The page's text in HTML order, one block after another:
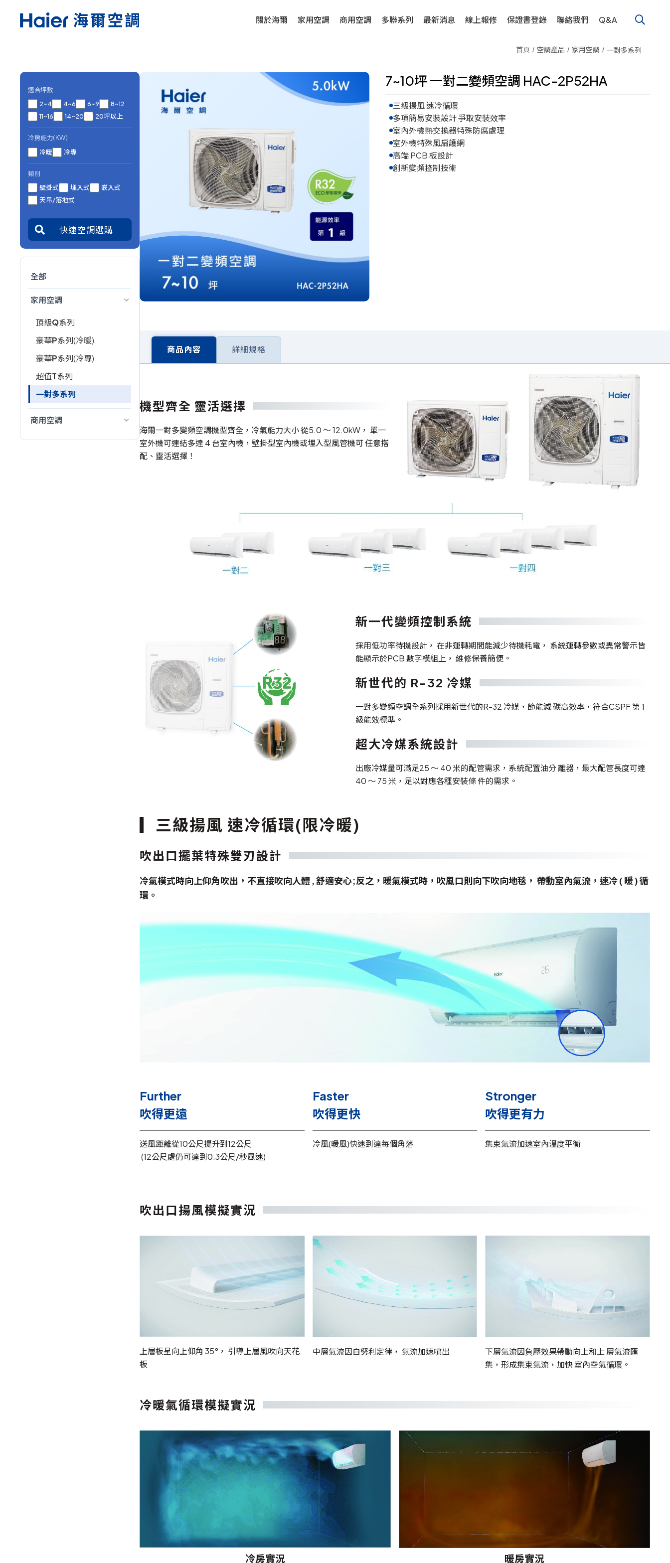
關於海爾 家用空調 商用空調 多聯系列 最新消息 線上報修 保證書登錄 聯絡我們 Q&A
首頁 空調產品 家用空調 一對多系列
適合坪數
2~4
4~6 6~9
8~12
11~16
14~20 20坪以上
冷房能力(KW)
冷暖
冷專
類別
壁掛式
埋入式
嵌入式
天吊/落地式
全部
家用空調
頂級Q系列
豪華P系列(冷暖)
豪華P系列(冷專)
超值T系列
一對多系列
商用空調
7~10坪 一對二變頻空調 HAC-2P52HA
三級揚風 速冷循環
多項簡易安裝設計 爭取安裝效率
室內外機熱交換器特殊防腐處理
室外機特殊風扇護網
高端 PCB 板設計
創新變頻控制技術
商品內容 詳細規格
機型齊全 靈活選擇
海爾一對多變頻空調機型齊全，冷氣能力大小 從5.0 ～ 12.0kW， 單一
室外機可連結多達 4 台室內機，壁掛型室內機或埋入型風管機可 任意搭
配、靈活選擇！
新一代變頻控制系統
採用低功率待機設計， 在非運轉期間能減少待機耗電， 系統運轉參數或異常警示皆
能顯示於PCB 數字模組上， 維修保養簡便。
新世代的 R-32 冷媒
一對多變頻空調全系列採用新世代的R-32 冷媒，節能減 碳高效率，符合CSPF 第 1
級能效標準。
超大冷媒系統設計
出廠冷媒量可滿足25 ～ 40 米的配管需求，系統配置油分 離器，最大配管長度可達
40 ～ 75 米，足以對應各種安裝條 件的需求。
三級揚風 速冷循環(限冷暖)
吹出口擺葉特殊雙刃設計
冷氣模式時向上仰角吹出，不直接吹向人體 , 舒適安心;反之，暖氣模式時，吹風口則向下吹向地毯， 帶動室內氣流，速冷 ( 暖 ) 循
環。
Further
吹得更遠
送風距離從10公尺提升到12公尺
(12公尺處仍可達到0.3公尺/秒風速)
Faster
吹得更快
冷風(暖風)快速到達每個角落
Stronger
吹得更有力
集束氣流加速室內溫度平衡
吹出口揚風模擬實況
上層板呈向上仰角 35°， 引導上層風吹向天花
板
中層氣流因白努利定律， 氣流加速噴出
下層氣流因負壓效果帶動向上和上 層氣流匯
集，形成集束氣流，加快 室內空氣循環。
冷暖氣循環模擬實況
冷房實況 暖房實況